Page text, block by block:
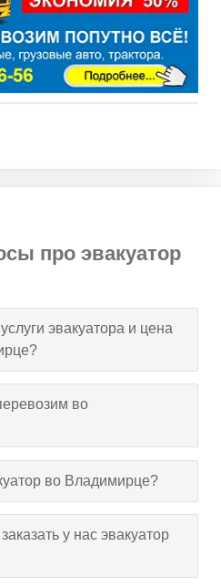
про эвакуатор
эвакуатора и цена
во
во Владимирце?
у нас эвакуатор